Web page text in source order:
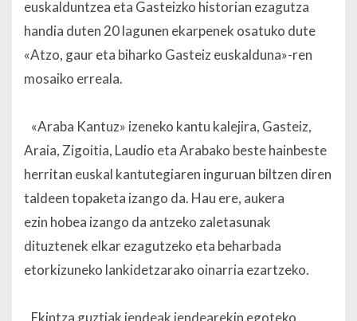
euskalduntzea eta Gasteizko historian ezagutza
handia duten 20 lagunen ekarpenek osatuko dute
«Atzo, gaur eta biharko Gasteiz euskalduna»-ren
mosaiko erreala.
«Araba Kantuz» izeneko kantu kalejira, Gasteiz,
Araia, Zigoitia, Laudio eta Arabako beste hainbeste
herritan euskal kantutegiaren inguruan biltzen diren
taldeen topaketa izango da. Hau ere, aukera
ezin hobea izango da antzeko zaletasunak
dituztenek elkar ezagutzeko eta beharbada
etorkizuneko lankidetzarako oinarria ezartzeko.
Ekintza guztiak jendeak jendearekin egoteko